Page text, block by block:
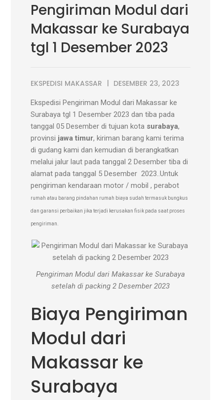
Pengiriman Modul dari
Makassar ke Surabaya
tgl 1 Desember 2023
EKSPEDISI MAKASSAR DESEMBER 23, 2023
Ekspedisi Pengiriman Modul dari Makassar ke
Surabaya tgl 1 Desember 2023 dan tiba pada
tanggal 05 Desember di tujuan kota surabaya,
provinsi jawa timur, kiriman barang kami terima
di gudang kami dan kemudian di berangkatkan
melalui jalur laut pada tanggal 2 Desember tiba di
alamat pada tanggal 5 Desember 2023..Untuk
pengiriman kendaraan motor / mobil , perabot
rumah atau barang pindahan rumah biaya sudah termasuk bungkus
dan garansi perbaikan jika terjadi kerusakan fisik pada saat proses
pengiriman.
Pengiriman Modul dari Makassar ke Surabaya
setelah di packing 2 Desember 2023
Biaya Pengiriman
Modul dari
Makassar ke
Surabaya